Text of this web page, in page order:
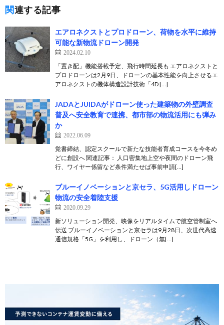
関連する記事
エアロネクストとプロドローン、荷物を水平に維持
可能な新物流ドローン開発
2024.02.10
「置き配」機能搭載予定、飛行時間延長も エアロネクストと
プロドローンは2月9日、ドローンの基本性能を向上させるエ
アロネクストの機体構造設計技術「4D […]
JADAとJUIDAがドローン使った建築物の外壁調査
普及へ安全教育で連携、都市部の物流活用にも弾み
か
2022.06.09
覚書締結、認定スクールで新たな技能者育成コースを今冬め
どに創設へ 関連記事： 人口密集地上空や夜間のドローン飛
行、ワイヤー係留など条件満たせば事前申請[…]
ブルーイノベーションと京セラ、5G活用しドローン
物流の安全着陸支援
2020.09.29
新ソリューション開発、映像をリアルタイムで航空管制室へ
伝送 ブルーイノベーションと京セラは9月28日、次世代高速
通信規格「5G」を利用し、ドローン（無[…]